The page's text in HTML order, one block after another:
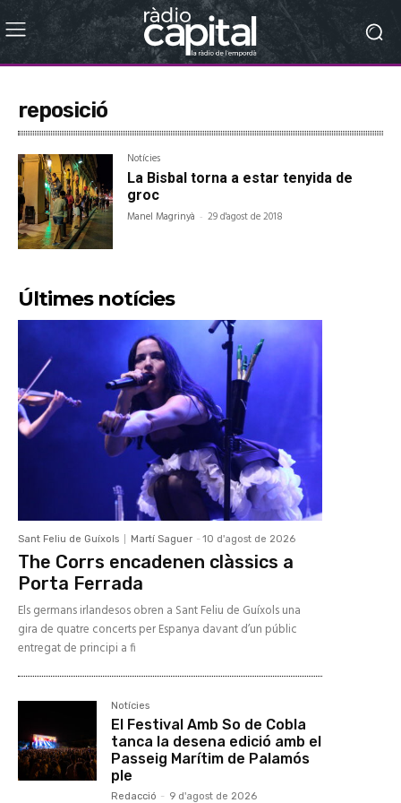
reposició
Notícies
La Bisbal torna a estar tenyida de
groc
Manel Magrinyà - 29 d'agost de 2018
Últimes notícies
Sant Feliu de Guíxols Martí Saguer - 10 d'agost de 2026
The Corrs encadenen clàssics a
Porta Ferrada
Els germans irlandesos obren a Sant Feliu de Guíxols una
gira de quatre concerts per Espanya davant d’un públic
entregat de principi a fi
Notícies
El Festival Amb So de Cobla
tanca la desena edició amb el
Passeig Marítim de Palamós
ple
Redacció - 9 d'agost de 2026